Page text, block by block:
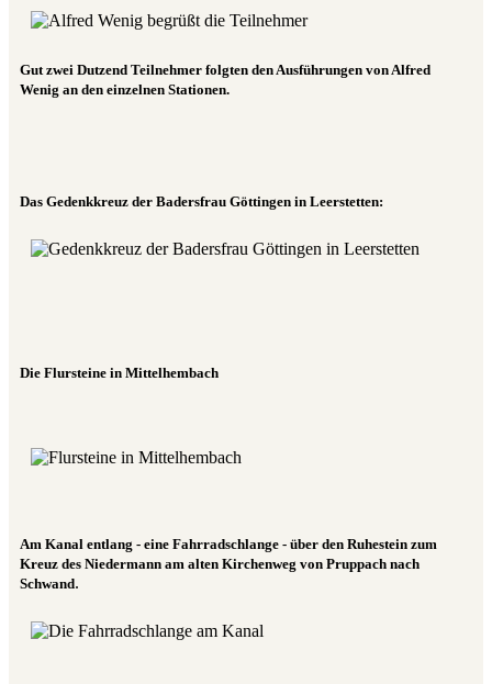
Gut zwei Dutzend Teilnehmer folgten den Ausführungen von Alfred
Wenig an den einzelnen Stationen.
Das Gedenkkreuz der Badersfrau Göttingen in Leerstetten:
Die Flursteine in Mittelhembach
Am Kanal entlang - eine Fahrradschlange - über den Ruhestein zum
Kreuz des Niedermann am alten Kirchenweg von Pruppach nach
Schwand.